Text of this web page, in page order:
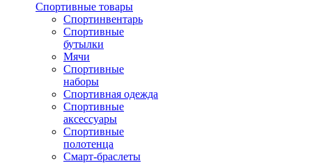
Спортивные товары
Спортинвентарь
Спортивные
бутылки
Мячи
Спортивные
наборы
Спортивная одежда
Спортивные
аксессуары
Спортивные
полотенца
Смарт-браслеты